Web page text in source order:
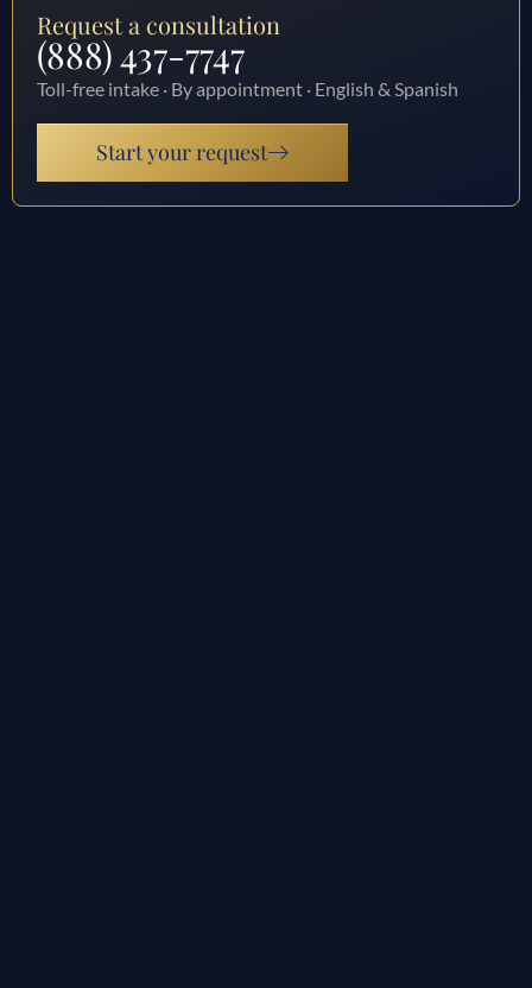
Request a consultation
(888) 437-7747
Toll-free intake · By appointment · English & Spanish
Start your request